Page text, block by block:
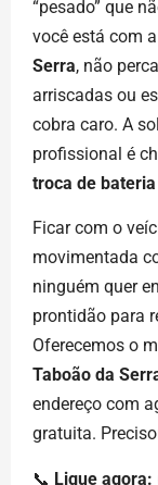
“pesado” que
você está com a
Serra, não
arriscadas ou
cobra caro. A
profissional é
troca de
Ficar com o
movimentada
ninguém quer
prontidão para
Oferecemos o
Taboão da
endereço com
gratuita.
📞 Ligue